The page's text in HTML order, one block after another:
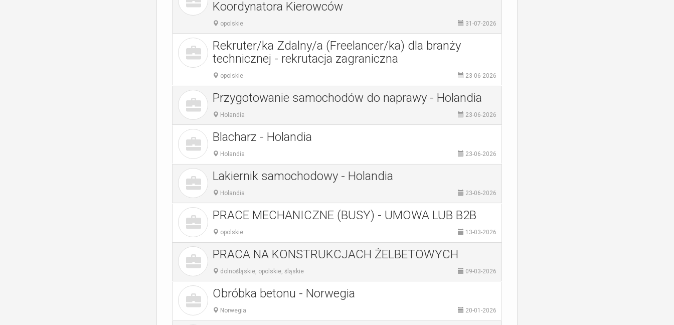
Koordynatora Kierowców
opolskie 31-07-2026
Rekruter/ka Zdalny/a (Freelancer/ka) dla branży
technicznej - rekrutacja zagraniczna
opolskie 23-06-2026
Przygotowanie samochodów do naprawy - Holandia
Holandia 23-06-2026
Blacharz - Holandia
Holandia 23-06-2026
Lakiernik samochodowy - Holandia
Holandia 23-06-2026
PRACE MECHANICZNE (BUSY) - UMOWA LUB B2B
opolskie 13-03-2026
PRACA NA KONSTRUKCJACH ŻELBETOWYCH
dolnośląskie, opolskie, śląskie 09-03-2026
Obróbka betonu - Norwegia
Norwegia 20-01-2026